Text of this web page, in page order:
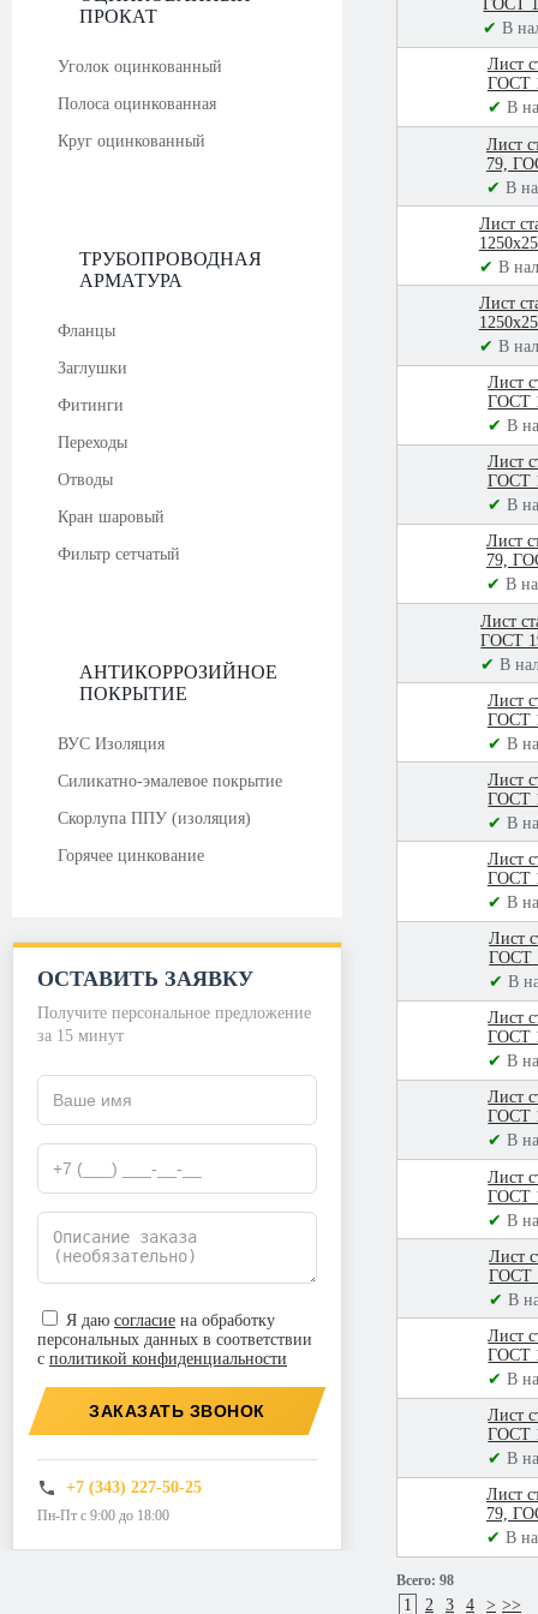
ПРОКАТ
Уголок оцинкованный
Полоса оцинкованная
Круг оцинкованный
ТРУБОПРОВОДНАЯ
АРМАТУРА
Фланцы
Заглушки
Фитинги
Переходы
Отводы
Кран шаровый
Фильтр сетчатый
АНТИКОРРОЗИЙНОЕ
ПОКРЫТИЕ
ВУС Изоляция
Силикатно-эмалевое покрытие
Скорлупа ППУ (изоляция)
Горячее цинкование
ОСТАВИТЬ ЗАЯВКУ
Получите персональное предложение
за 15 минут
Я даю согласие на обработку
персональных данных в соответствии
с политикой конфиденциальности
ЗАКАЗАТЬ ЗВОНОК
+7 (343) 227-50-25
Пн-Пт с 9:00 до 18:00
ГОСТ
✔ В
Лист
ГОСТ
✔ В
Лист
79,
✔ В
Лист
✔ В
Лист
✔ В
Лист
ГОСТ
✔ В
Лист
ГОСТ
✔ В
Лист
79,
✔ В
Лист
ГОСТ
✔ В
Лист
ГОСТ
✔ В
Лист
ГОСТ
✔ В
Лист
ГОСТ
✔ В
Лист
ГОСТ
✔ В
Лист
ГОСТ
✔ В
Лист
ГОСТ
✔ В
Лист
ГОСТ
✔ В
Лист
ГОСТ
✔ В
Лист
ГОСТ
✔ В
Лист
ГОСТ
✔ В
Лист
79,
✔ В
Всего: 98
1 2 3 4 > >>